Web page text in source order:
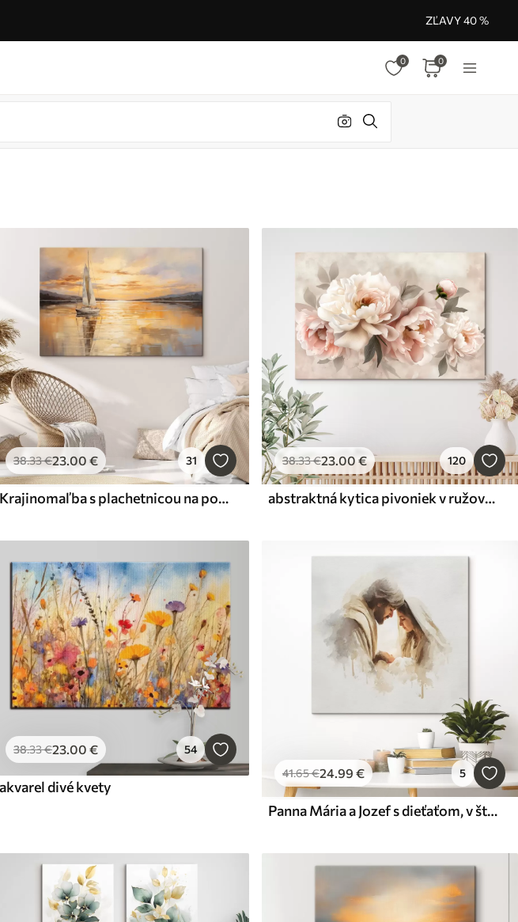
ZĽAVY 40 %
0 0
38.33€23.00 € 31
Krajinomaľba s plachetnicou na pokojnom mori, oranžová a žltá obloha, vzdialené hory
38.33€23.00 € 120
abstraktná kytica pivoniek v ružových tónoch
38.33€23 .00 € 54
akvarel divé kvety
41.65€24.99 € 5
Panna Mária a Jozef s dieťaťom, v štýle akvarelu